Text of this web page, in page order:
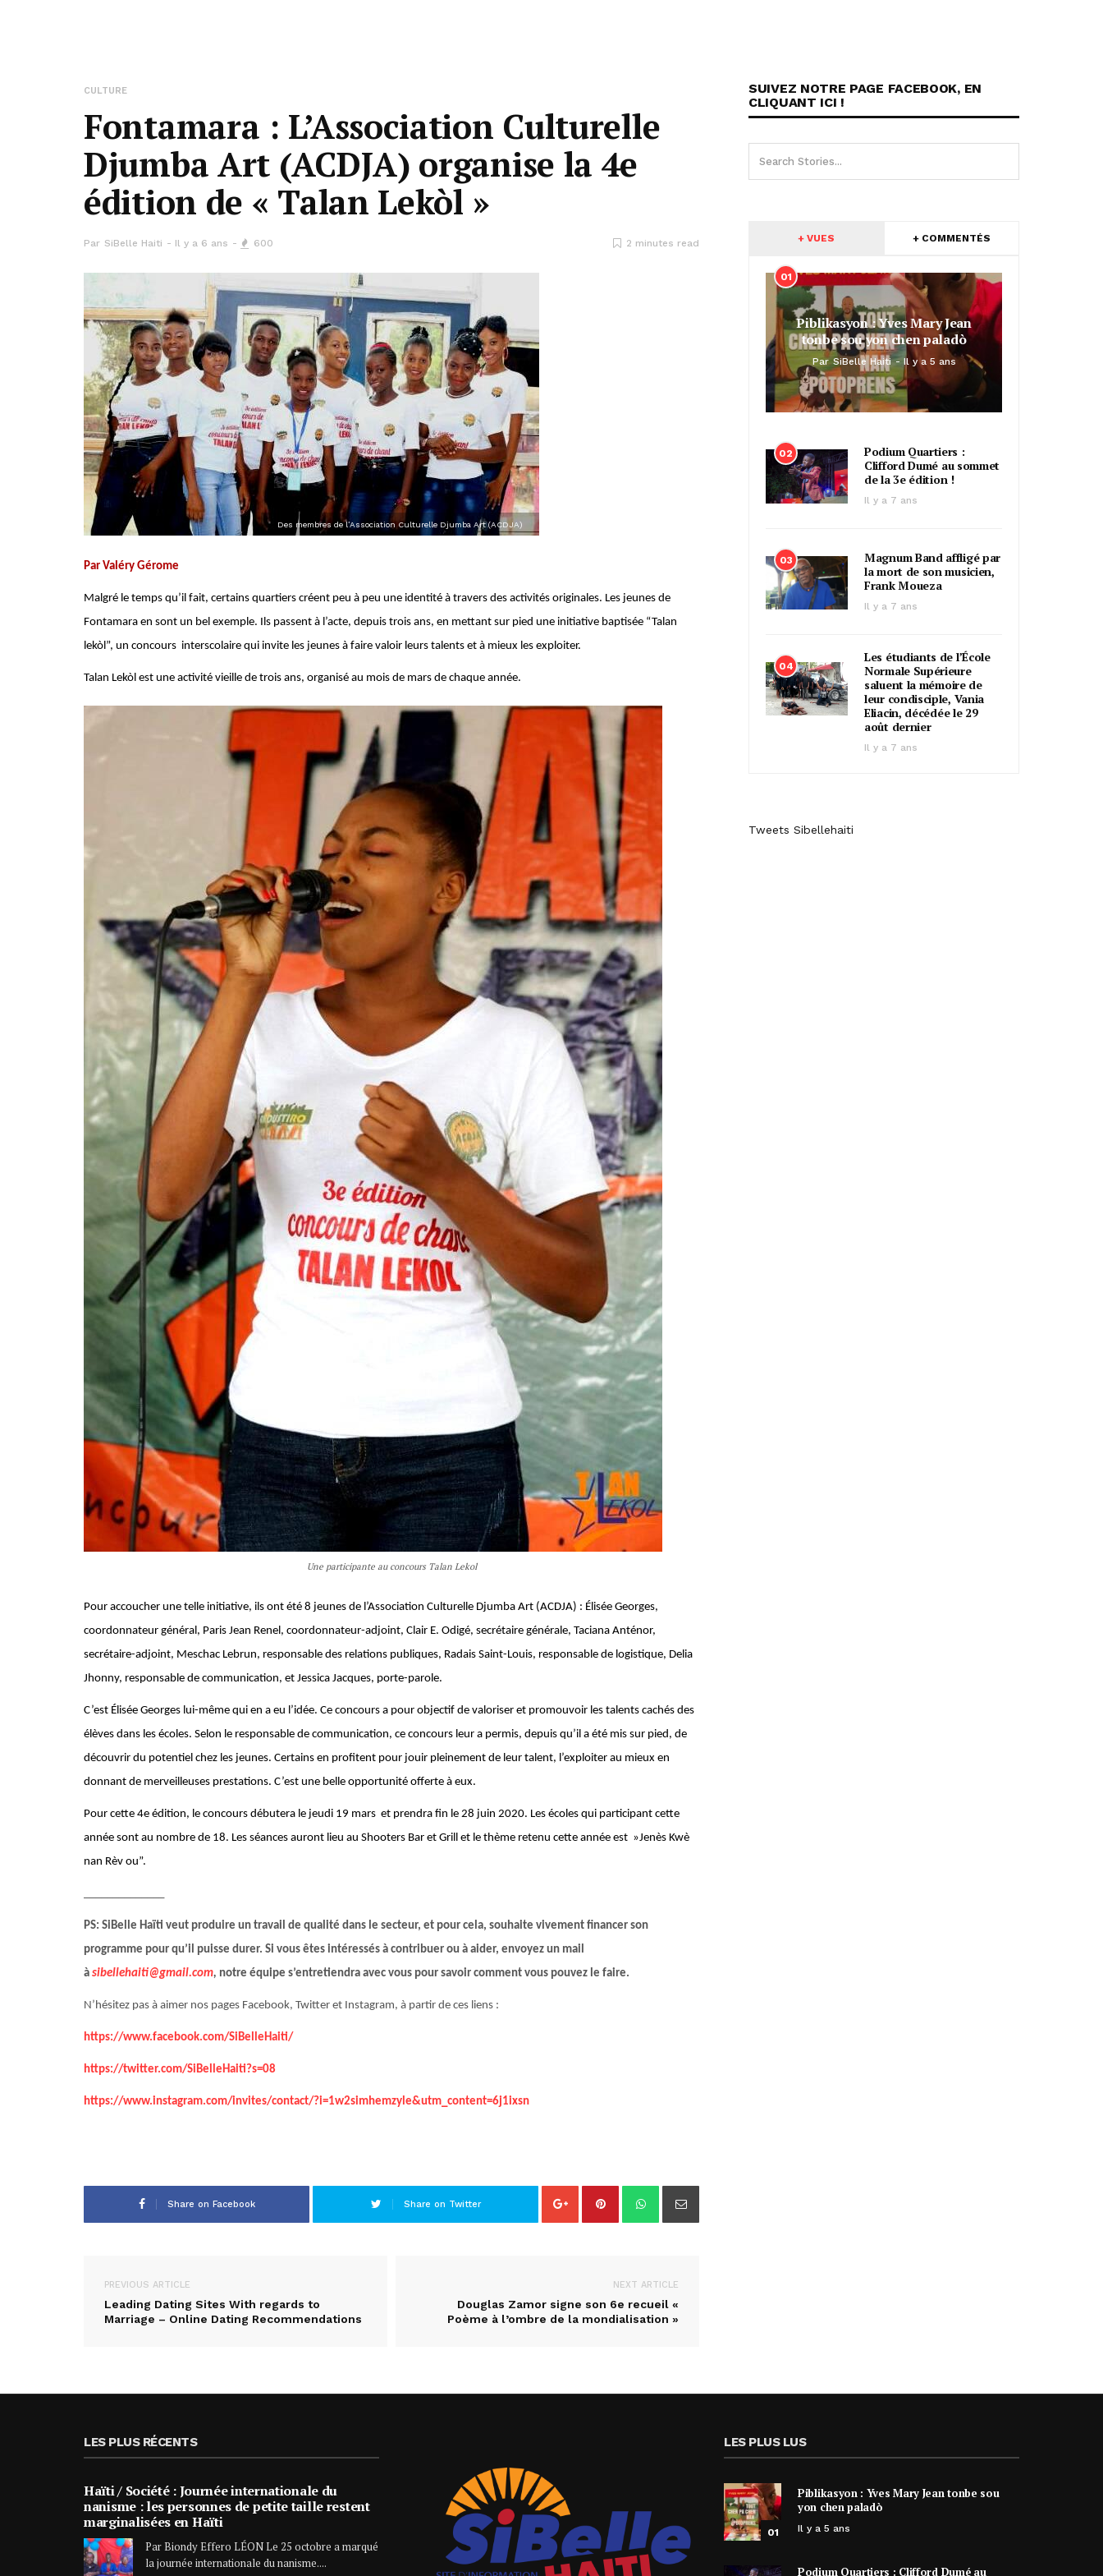
CULTURE
Fontamara : L’Association Culturelle
Djumba Art (ACDJA) organise la 4e
édition de « Talan Lekòl »
Par SiBelle Haiti Il y a 6 ans 600 2 minutes read
Des membres de l’Association Culturelle Djumba Art (ACDJA)
Par Valéry Gérome
Malgré le temps qu’il fait, certains quartiers créent peu à peu une identité à travers des activités originales. Les jeunes de
Fontamara en sont un bel exemple. Ils passent à l’acte, depuis trois ans, en mettant sur pied une initiative baptisée “Talan
lekòl”, un concours interscolaire qui invite les jeunes à faire valoir leurs talents et à mieux les exploiter.
Talan Lekòl est une activité vieille de trois ans, organisé au mois de mars de chaque année.
Une participante au concours Talan Lekol
Pour accoucher une telle initiative, ils ont été 8 jeunes de l’Association Culturelle Djumba Art (ACDJA) : Élisée Georges,
coordonnateur général, Paris Jean Renel, coordonnateur-adjoint, Clair E. Odigé, secrétaire générale, Taciana Anténor,
secrétaire-adjoint, Meschac Lebrun, responsable des relations publiques, Radais Saint-Louis, responsable de logistique, Delia
Jhonny, responsable de communication, et Jessica Jacques, porte-parole.
C’est Élisée Georges lui-même qui en a eu l’idée. Ce concours a pour objectif de valoriser et promouvoir les talents cachés des
élèves dans les écoles. Selon le responsable de communication, ce concours leur a permis, depuis qu’il a été mis sur pied, de
découvrir du potentiel chez les jeunes. Certains en profitent pour jouir pleinement de leur talent, l’exploiter au mieux en
donnant de merveilleuses prestations. C’est une belle opportunité offerte à eux.
Pour cette 4e édition, le concours débutera le jeudi 19 mars et prendra fin le 28 juin 2020. Les écoles qui participant cette
année sont au nombre de 18. Les séances auront lieu au Shooters Bar et Grill et le thème retenu cette année est »Jenès Kwè
nan Rèv ou”.
PS: SiBelle Haïti veut produire un travail de qualité dans le secteur, et pour cela, souhaite vivement financer son
programme pour qu’il puisse durer. Si vous êtes intéressés à contribuer ou à aider, envoyez un mail
à sibellehaiti@gmail.com, notre équipe s’entretiendra avec vous pour savoir comment vous pouvez le faire.
N’hésitez pas à aimer nos pages Facebook, Twitter et Instagram, à partir de ces liens :
https://www.facebook.com/SiBelleHaiti/
https://twitter.com/SiBelleHaiti?s=08
https://www.instagram.com/invites/contact/?i=1w2simhemzyle&utm_content=6j1ixsn
Share on Facebook Share on Twitter
PREVIOUS ARTICLE
Leading Dating Sites With regards to
Marriage – Online Dating Recommendations
NEXT ARTICLE
Douglas Zamor signe son 6e recueil «
Poème à l’ombre de la mondialisation »
SUIVEZ NOTRE PAGE FACEBOOK, EN
CLIQUANT ICI !
+ VUES + COMMENTÉS
01
Piblikasyon : Yves Mary Jean
tonbe sou yon chen paladò
Par SiBelle Haiti Il y a 5 ans
02
Podium Quartiers :
Clifford Dumé au sommet
de la 3e édition !
Il y a 7 ans
03
Magnum Band affligé par
la mort de son musicien,
Frank Moueza
Il y a 7 ans
04
Les étudiants de l’École
Normale Supérieure
saluent la mémoire de
leur condisciple, Vania
Eliacin, décédée le 29
août dernier
Il y a 7 ans
Tweets Sibellehaiti
LES PLUS RÉCENTS
Haïti / Société : Journée internationale du
nanisme : les personnes de petite taille restent
marginalisées en Haïti
Par Biondy Effero LÉON Le 25 octobre a marqué
la journée internationale du nanisme....
LES PLUS LUS
01
Piblikasyon : Yves Mary Jean tonbe sou
yon chen paladò
Il y a 5 ans
Podium Quartiers : Clifford Dumé au